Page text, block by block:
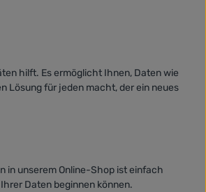
hilft. Es ermöglicht Ihnen, Daten wie
Lösung für jeden macht, der ein neues
in unserem Online-Shop ist einfach
Daten beginnen können.